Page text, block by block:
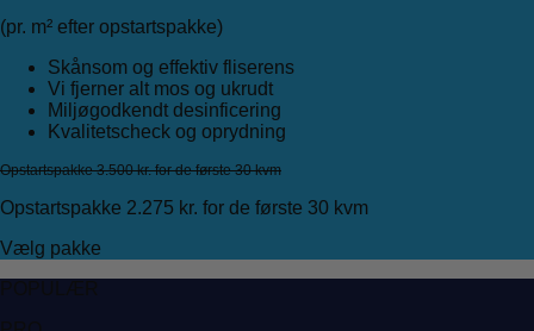
(pr. m² efter opstartspakke)
Skånsom og effektiv fliserens
Vi fjerner alt mos og ukrudt
Miljøgodkendt desinficering
Kvalitetscheck og oprydning
Opstartspakke 3.500 kr. for de første 30 kvm
Opstartspakke 2.275 kr. for de første 30 kvm
Vælg pakke